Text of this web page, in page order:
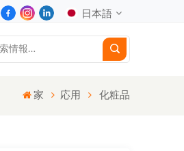
日本語
家 応用 化粧品